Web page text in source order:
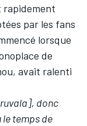
rapidement
par les fans
lorsque
de
avait ralenti
donc
le temps de